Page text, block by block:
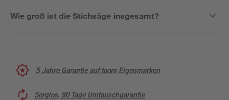
Wie groß ist die Stichsäge insgesamt?
5 Jahre Garantie auf toom Eigenmarken
Sorglos, 90 Tage Umtauschgarantie